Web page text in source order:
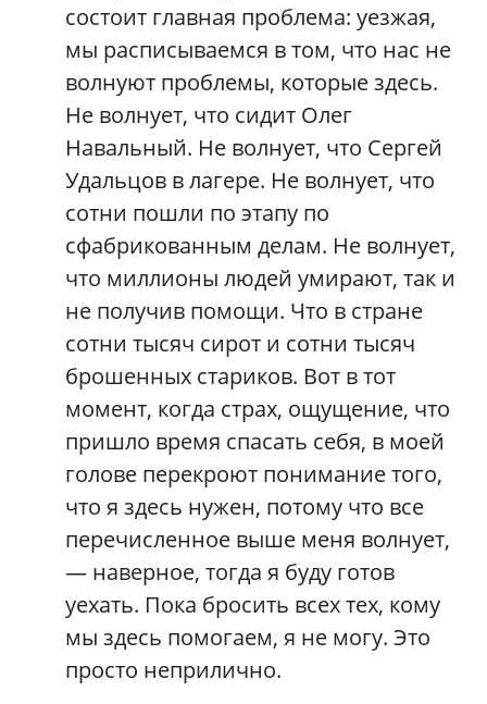
состоит главная проблема: уезжая,
мы расписываемся в том, что нас не
волнуют проблемы, которые здесь.
Не волнует, что сидит Олег
Навальный. Не волнует, что Сергей
Удальцов в лагере. Не волнует, что
сотни пошли по этапу по
сфабрикованным делам. Не волнует,
что миллионы людей умирают, так и
не получив помощи. Что в стране
сотни тысяч сирот и сотни тысяч
брошенных стариков. Вот в тот
момент, когда страх, ощущение, что
пришло время спасать себя, в моей
голове перекроют понимание того,
что я здесь нужен, потому что все
перечисленное выше меня волнует,
— наверное, тогда я буду готов
уехать. Пока бросить всех тех, кому
мы здесь помогаем, я не могу. Это
просто неприлично.